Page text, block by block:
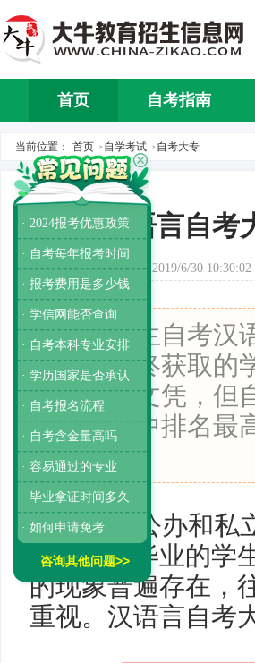
首页 自考指南
当前位置： 首页 > 自学考试 > 自考大专
汉语言自考
发布时间：2019/6/30 10:30:02
导读：考生自考汉
校，但最终获取的
统招学历文凭，但
教育考试中排名最
可。
学校有公办和私
私立学校毕业的学
的现象普遍存在，
重视。汉语言自考
· 2024报考优惠政策
· 自考每年报考时间
· 报考费用是多少钱
· 学信网能否查询
· 自考本科专业安排
· 学历国家是否承认
· 自考报名流程
· 自考含金量高吗
· 容易通过的专业
· 毕业拿证时间多久
· 如何申请免考
咨询其他问题>>